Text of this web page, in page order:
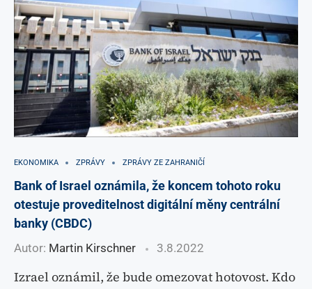
EKONOMIKA ZPRÁVY ZPRÁVY ZE ZAHRANIČÍ
Bank of Israel oznámila, že koncem tohoto roku
otestuje proveditelnost digitální měny centrální
banky (CBDC)
Autor: Martin Kirschner 3.8.2022
Izrael oznámil, že bude omezovat hotovost. Kdo